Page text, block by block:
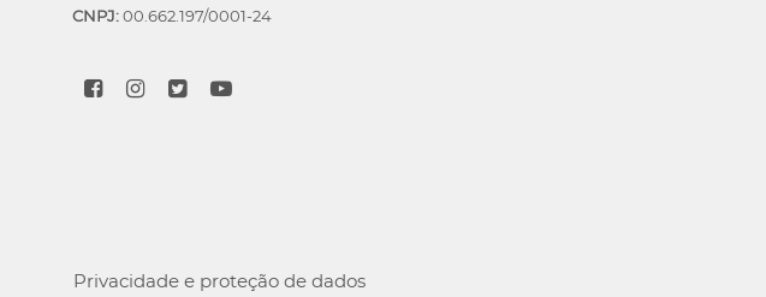
CNPJ:00.662.197/0001-24
Privacidade e proteção de dados